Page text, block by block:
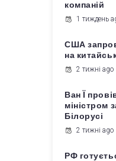
компаній
1 тиждень
США
на
2 тижні ago
Ван Ї
міністром
Білорусі
2 тижні ago
РФ